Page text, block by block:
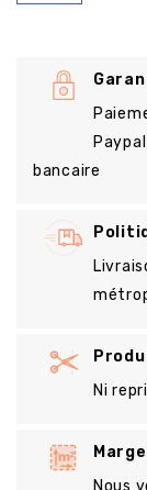
bancaire
Ni